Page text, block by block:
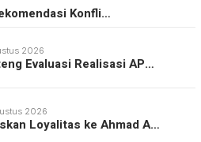
Konfli…
2026
Evaluasi Realisasi AP…
2026
Loyalitas ke Ahmad A…